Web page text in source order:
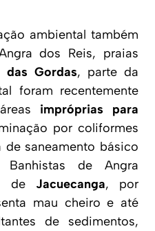
ambiental também
dos Reis, praias
das Gordas, parte da
foram recentemente
impróprias para
por coliformes
de saneamento básico
Banhistas de Angra
de Jacuecanga, por
mau cheiro e até
de sedimentos,